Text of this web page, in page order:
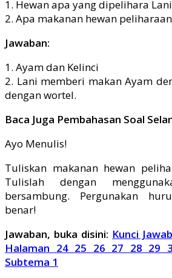
1. Hewan apa yang dipelihara
2. Apa makanan hewan
Jawaban:
1. Ayam dan Kelinci
2. Lani memberi makan Ayam
dengan wortel.
Baca Juga Pembahasan Soal
Ayo Menulis!
Tuliskan makanan hewan
Tulislah dengan
bersambung. Pergunakan
benar!
Jawaban, buka disini: Kunci
Halaman 24 25 26 27 28 29
Subtema 1